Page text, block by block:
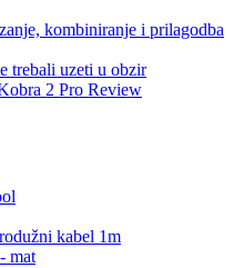
kombiniranje i prilagodba
trebali uzeti u obzir
2 Pro Review
kabel 1m
mat